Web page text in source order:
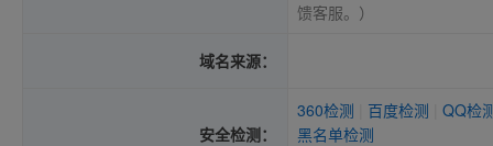
馈客服。）
域名来源：
安全检测：
360检测 百度检测
QQ检
黑名单检测